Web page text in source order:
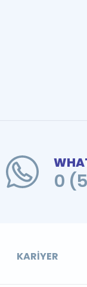
0
KARIYER